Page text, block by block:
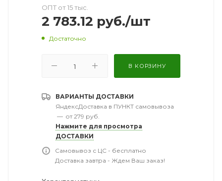
ОПТ от 15 тыс.
2 783.12 руб./шт
Достаточно
В КОРЗИНУ
ВАРИАНТЫ ДОСТАВКИ
ЯндексДоставка в ПУНКТ самовывоза
— от 279 руб.
Нажмите для просмотра
ДОСТАВКИ
Самовывоз с ЦС - бесплатно
Доставка завтра - Ждем Ваш заказ!